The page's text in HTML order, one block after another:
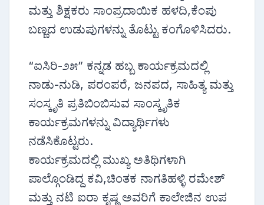
ಮತ್ತು ಶಿಕ್ಷಕರು ಸಾಂಪ್ರದಾಯಿಕ ಹಳದಿ,ಕೆಂಪು
ಬಣ್ಣದ ಉಡುಪುಗಳನ್ನು ತೊಟ್ಟು ಕಂಗೊಳಿಸಿದರು.
“ಐಸಿರಿ-೨೫” ಕನ್ನಡ ಹಬ್ಬ ಕಾರ್ಯಕ್ರಮದಲ್ಲಿ
ನಾಡು-ನುಡಿ, ಪರಂಪರೆ, ಜನಪದ, ಸಾಹಿತ್ಯ ಮತ್ತು
ಸಂಸ್ಕೃತಿ ಪ್ರತಿಬಿಂಬಿಸುವ ಸಾಂಸ್ಕೃತಿಕ
ಕಾರ್ಯಕ್ರಮಗಳನ್ನು ವಿದ್ಯಾರ್ಥಿಗಳು
ನಡೆಸಿಕೊಟ್ಟರು.
ಕಾರ್ಯಕ್ರಮದಲ್ಲಿ ಮುಖ್ಯ ಅತಿಥಿಗಳಾಗಿ
ಪಾಲ್ಗೊಂಡಿದ್ದ ಕವಿ,ಚಿಂತಕ ನಾಗತಿಹಳ್ಳಿ ರಮೇಶ್
ಮತ್ತು ನಟಿ ಐರಾ ಕೃಷ್ಣ ಅವರಿಗೆ ಕಾಲೇಜಿನ ಉಪ